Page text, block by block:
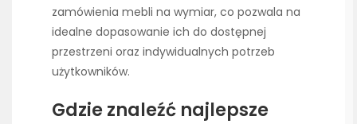
zamówienia mebli na wymiar, co pozwala na
idealne dopasowanie ich do dostępnej
przestrzeni oraz indywidualnych potrzeb
użytkowników.
Gdzie znaleźć najlepsze